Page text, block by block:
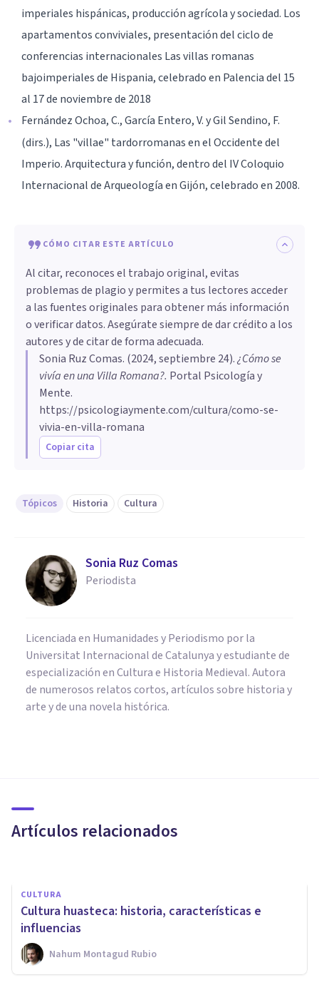
imperiales hispánicas, producción agrícola y sociedad. Los
apartamentos conviviales, presentación del ciclo de
conferencias internacionales Las villas romanas
bajoimperiales de Hispania, celebrado en Palencia del 15
al 17 de noviembre de 2018
Fernández Ochoa, C., García Entero, V. y Gil Sendino, F.
(dirs.), Las "villae" tardorromanas en el Occidente del
Imperio. Arquitectura y función, dentro del IV Coloquio
Internacional de Arqueología en Gijón, celebrado en 2008.
CÓMO CITAR ESTE ARTÍCULO
Al citar, reconoces el trabajo original, evitas
problemas de plagio y permites a tus lectores acceder
a las fuentes originales para obtener más información
o verificar datos. Asegúrate siempre de dar crédito a los
autores y de citar de forma adecuada.
Sonia Ruz Comas. (2024, septiembre 24).¿Cómo se
vivía en una Villa Romana?. Portal Psicología y
Mente.
https://psicologiaymente.com/cultura/como-se-
vivia-en-villa-romana
Copiar cita
Tópicos Historia Cultura
Sonia Ruz Comas
Periodista
Licenciada en Humanidades y Periodismo por la
Universitat Internacional de Catalunya y estudiante de
especialización en Cultura e Historia Medieval. Autora
de numerosos relatos cortos, artículos sobre historia y
arte y de una novela histórica.
Artículos relacionados
esta cultura mesoamericana
CULTURA
Cultura huasteca: historia, características e
influencias
Nahum Montagud Rubio